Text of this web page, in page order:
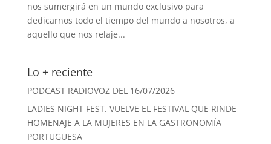
nos sumergirá en un mundo exclusivo para
dedicarnos todo el tiempo del mundo a nosotros, a
aquello que nos relaje...
Lo + reciente
PODCAST RADIOVOZ DEL 16/07/2026
LADIES NIGHT FEST. VUELVE EL FESTIVAL QUE RINDE
HOMENAJE A LA MUJERES EN LA GASTRONOMÍA
PORTUGUESA